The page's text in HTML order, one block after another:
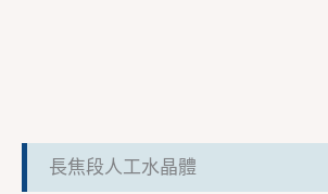
長焦段人工水晶體